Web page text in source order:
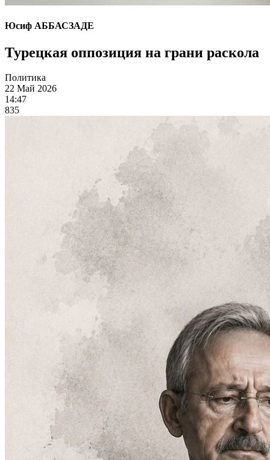
Юсиф АББАСЗАДЕ
Турецкая оппозиция на грани раскола
Политика
22 Май 2026
14:47
835